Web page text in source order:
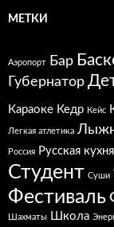
МЕТКИ
Аэропорт Бар
Губернатор
Караоке Кедр Кейс
Легкая атлетика
Россия Русская кухня
Студент Суши
Фестиваль
Шахматы Школа